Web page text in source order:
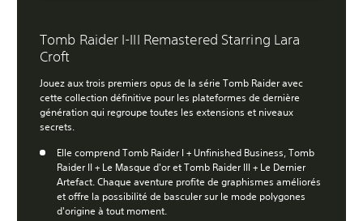
Tomb Raider I-III Remastered Starring Lara
Croft
Jouez aux trois premiers opus de la série Tomb Raider avec
cette collection définitive pour les plateformes de dernière
génération qui regroupe toutes les extensions et niveaux
secrets.
Elle comprend Tomb Raider I + Unfinished Business, Tomb
Raider II + Le Masque d'or et Tomb Raider III + Le Dernier
Artefact. Chaque aventure profite de graphismes améliorés
et offre la possibilité de basculer sur le mode polygones
d'origine à tout moment.